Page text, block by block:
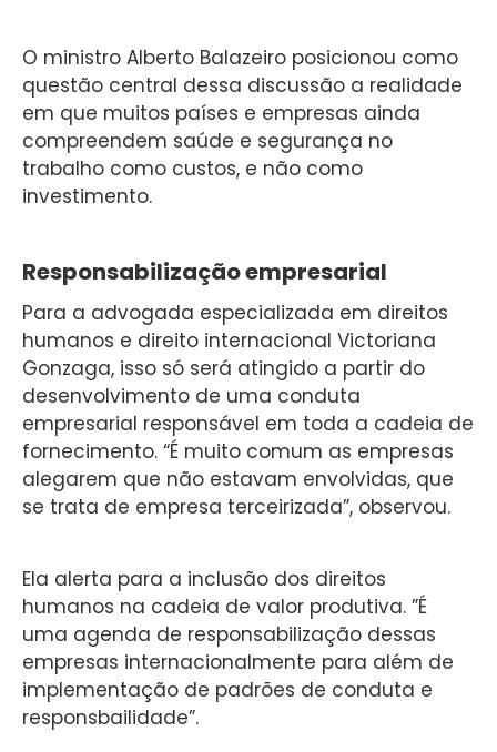
O ministro Alberto Balazeiro posicionou como
questão central dessa discussão a realidade
em que muitos países e empresas ainda
compreendem saúde e segurança no
trabalho como custos, e não como
investimento.
Responsabilização empresarial
Para a advogada especializada em direitos
humanos e direito internacional Victoriana
Gonzaga, isso só será atingido a partir do
desenvolvimento de uma conduta
empresarial responsável em toda a cadeia de
fornecimento. “É muito comum as empresas
alegarem que não estavam envolvidas, que
se trata de empresa terceirizada”, observou.
Ela alerta para a inclusão dos direitos
humanos na cadeia de valor produtiva. ”É
uma agenda de responsabilização dessas
empresas internacionalmente para além de
implementação de padrões de conduta e
responsbailidade”.